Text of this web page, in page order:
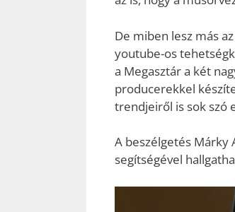
De miben lesz más
youtube-os
a Megasztár a két
producerekkel
trendjeiről is sok szó
A beszélgetés Márky
segítségével